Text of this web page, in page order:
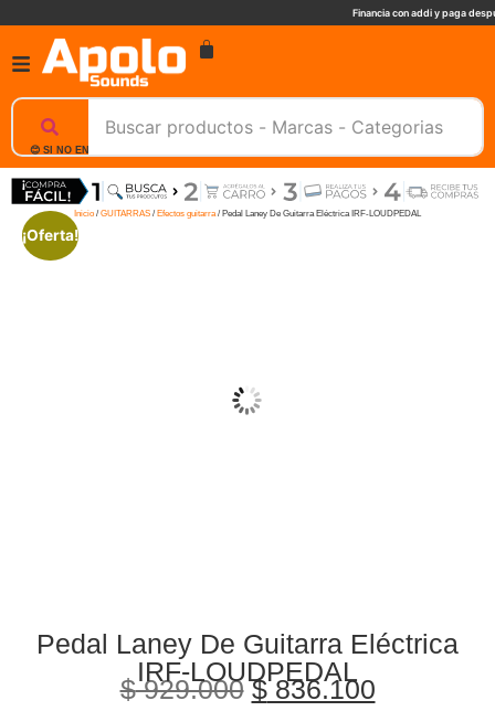
Financia con addi y paga
😊 SI NO ENCUENTRAS UN PRODUCTO, NOSOTROS TE AYUDAMOS, ESCRIBENOS. 📲
Inicio / GUITARRAS / Efectos guitarra/ Pedal Laney De Guitarra Eléctrica IRF-LOUDPEDAL
¡Oferta!
Pedal Laney De Guitarra Eléctrica
IRF-LOUDPEDAL
$929.000 $836.100